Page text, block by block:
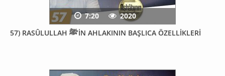
57) RASÛLULLAH ﷺ’İN AHLAKININ BAŞLICA ÖZELLİKLERİ
7:20 2020